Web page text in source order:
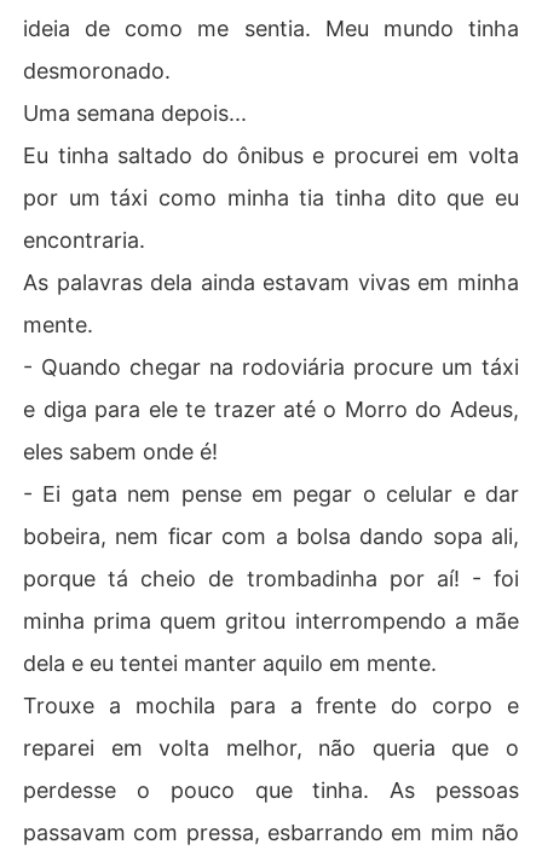
ideia de como me sentia. Meu mundo tinha
desmoronado.
Uma semana depois...
Eu tinha saltado do ônibus e procurei em volta
por um táxi como minha tia tinha dito que eu
encontraria.
As palavras dela ainda estavam vivas em minha
mente.
- Quando chegar na rodoviária procure um táxi
e diga para ele te trazer até o Morro do Adeus,
eles sabem onde é!
- Ei gata nem pense em pegar o celular e dar
bobeira, nem ficar com a bolsa dando sopa ali,
porque tá cheio de trombadinha por aí! - foi
minha prima quem gritou interrompendo a mãe
dela e eu tentei manter aquilo em mente.
Trouxe a mochila para a frente do corpo e
reparei em volta melhor, não queria que o
perdesse o pouco que tinha. As pessoas
passavam com pressa, esbarrando em mim não